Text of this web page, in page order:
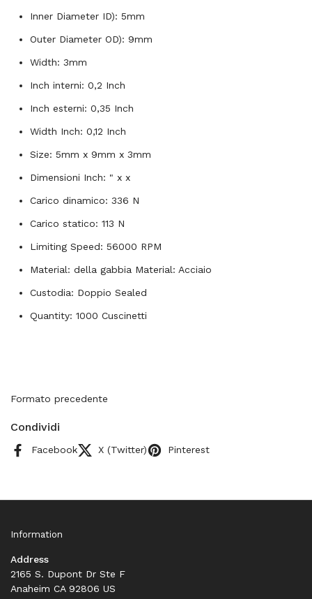
Inner Diameter ID): 5mm
Outer Diameter OD): 9mm
Width: 3mm
Inch interni: 0,2 Inch
Inch esterni: 0,35 Inch
Width Inch: 0,12 Inch
Size: 5mm x 9mm x 3mm
Dimensioni Inch: " x x
Carico dinamico: 336 N
Carico statico: 113 N
Limiting Speed: 56000 RPM
Material: della gabbia Material: Acciaio
Custodia: Doppio Sealed
Quantity: 1000 Cuscinetti
Formato precedente
Condividi
Facebook X (Twitter) Pinterest
Information
Address
2165 S. Dupont Dr Ste F
Anaheim CA 92806 US